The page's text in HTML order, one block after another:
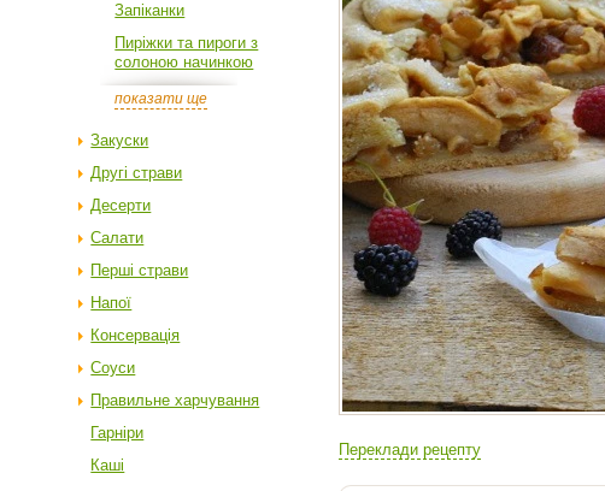
Запіканки
Пиріжки та пироги з
солоною начинкою
показати ще
Закуски
Другі страви
Десерти
Салати
Перші страви
Напої
Консервація
Соуси
Правильне харчування
Гарніри
Каші
Переклади рецепту